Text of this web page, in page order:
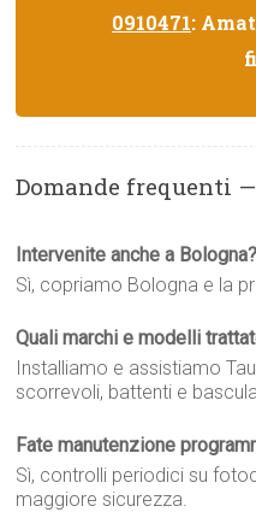
0910471:
Domande frequenti
Intervenite anche a Bologna?
Sì, copriamo Bologna e la
Quali marchi e modelli
Installiamo e assistiamo Tau
scorrevoli, battenti e
Fate manutenzione
Sì, controlli periodici su
maggiore sicurezza.